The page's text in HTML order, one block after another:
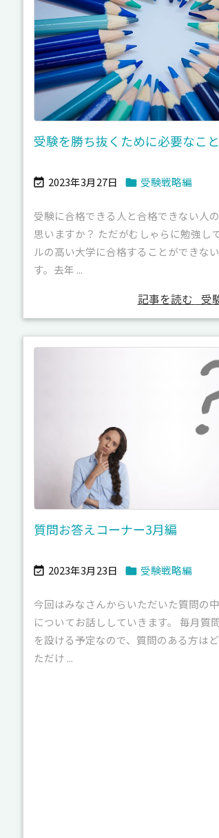
受験を勝ち抜くために必要なこ
 2023年3月27日  受験戦略編
受験に合格できる人と合格できない人
思いますか？ ただがむしゃらに勉強し
ルの高い大学に合格することができな
す。去年 ...
記事を読む 受
質問お答えコーナー3月編
 2023年3月23日  受験戦略編
今回はみなさんからいただいた質問の
についてお話ししていきます。 毎月質
を設ける予定なので、質問のある方は
ただけ ...